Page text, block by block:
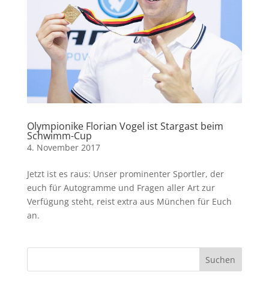
Olympionike Florian Vogel ist Stargast beim
Schwimm-Cup
4. November 2017
Jetzt ist es raus: Unser prominenter Sportler, der
euch für Autogramme und Fragen aller Art zur
Verfügung steht, reist extra aus München für Euch
an.